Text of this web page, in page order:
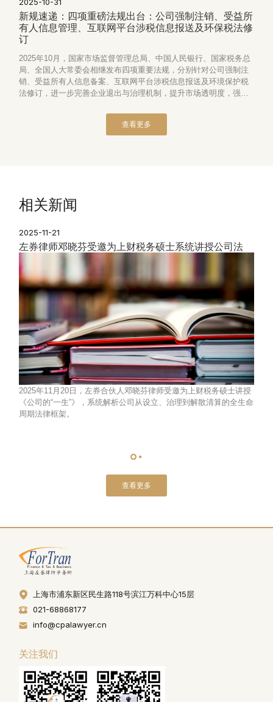
新规速递：四项重磅法规出台：公司强制注销、受益所
有人信息管理、互联网平台涉税信息报送及环保税法修
订
2025年10月，国家市场监督管理总局、中国人民银行、国家税务总
局、全国人大常委会相继发布四项重要法规，分别针对公司强制注
销、受益所有人信息备案、互联网平台涉税信息报送及环境保护税
法修订，进一步完善企业退出与治理机制，提升市场透明度，强化
披露、合规运营及环境责任履行产生重大影响。
查看更多
相关新闻
2025-11-21
左券律师邓晓芬受邀为上财税务硕士系统讲授公司法
2025年11月20日，左券合伙人邓晓芬律师受邀为上财税务硕士讲授
《公司的“一生”》，系统解析公司从设立、治理到解散清算的全生命
周期法律框架。
查看更多
上海市浦东新区民生路118号滨江万科中心15层
021-68868177
info@cpalawyer.cn
关注我们